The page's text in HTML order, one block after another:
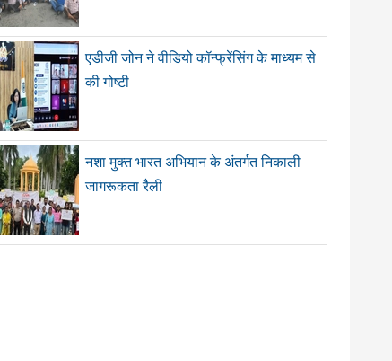
एडीजी जोन ने वीडियो कॉन्फ्रेंसिंग के माध्यम से
की गोष्टी
नशा मुक्त भारत अभियान के अंतर्गत निकाली
जागरूकता रैली